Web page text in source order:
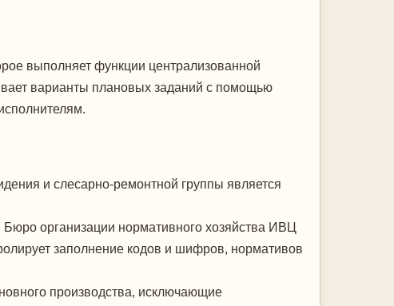
выполняет функции центра­лизованной
варианты плановых заданий с помощью
и слесарно-ремонтной груп­пы является
организации нормативного хозяйства ИВЦ
заполнение ко­дов и шифров, нормативов
производства, исключаю­щие